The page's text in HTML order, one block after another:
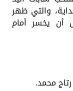
56-21 بضربة البداية، والتي ظهر
أن يخسر أمام
محمد.